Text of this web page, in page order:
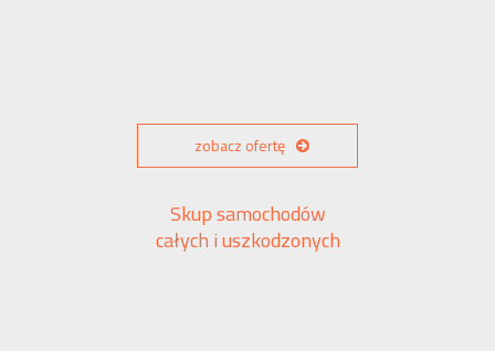
zobacz ofertę
Skup samochodów
całych i uszkodzonych